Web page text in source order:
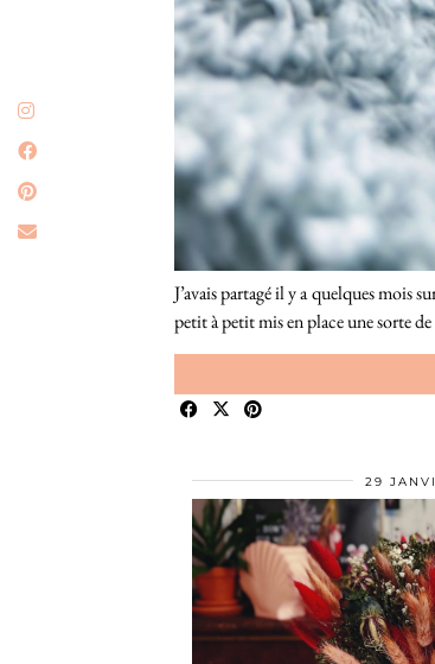
J’avais partagé il y a quelques mois
petit à petit mis en place une sorte
29